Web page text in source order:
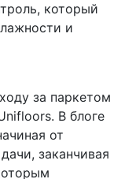
который
и
за паркетом
В блоге
от
заканчивая